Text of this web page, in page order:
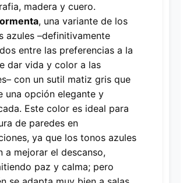
madera y cuero.
, una variante de los
azules –definitivamente
entre las preferencias a la
dar vida y color a las
con un sutil matiz gris que
una opción elegante y
Este color es ideal para
de paredes en
ya que los tonos azules
a mejorar el descanso,
paz y calma; pero